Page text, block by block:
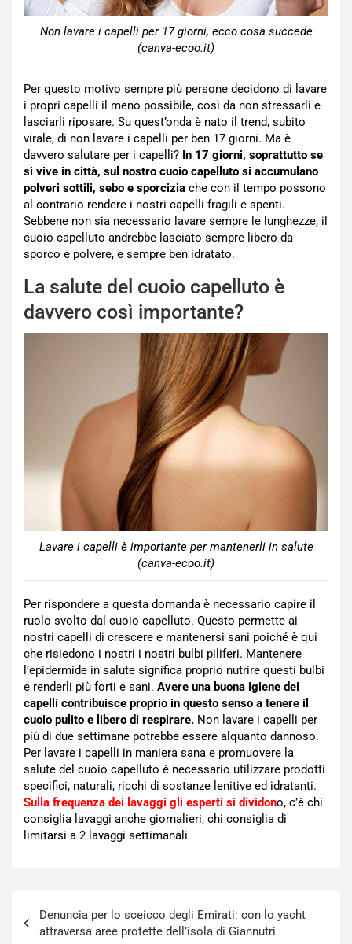
Non lavare i capelli per 17 giorni, ecco cosa succede
(canva-ecoo.it)
Per questo motivo sempre più persone decidono di lavare
i propri capelli il meno possibile, così da non stressarli e
lasciarli riposare. Su quest’onda è nato il trend, subito
virale, di non lavare i capelli per ben 17 giorni. Ma è
davvero salutare per i capelli? In 17 giorni, soprattutto se
si vive in città, sul nostro cuoio capelluto si accumulano
polveri sottili, sebo e sporcizia che con il tempo possono
al contrario rendere i nostri capelli fragili e spenti.
Sebbene non sia necessario lavare sempre le lunghezze, il
cuoio capelluto andrebbe lasciato sempre libero da
sporco e polvere, e sempre ben idratato.
La salute del cuoio capelluto è
davvero così importante?
Lavare i capelli è importante per mantenerli in salute
(canva-ecoo.it)
Per rispondere a questa domanda è necessario capire il
ruolo svolto dal cuoio capelluto. Questo permette ai
nostri capelli di crescere e mantenersi sani poiché è qui
che risiedono i nostri i nostri bulbi piliferi. Mantenere
l’epidermide in salute significa proprio nutrire questi bulbi
e renderli più forti e sani. Avere una buona igiene dei
capelli contribuisce proprio in questo senso a tenere il
cuoio pulito e libero di respirare. Non lavare i capelli per
più di due settimane potrebbe essere alquanto dannoso.
Per lavare i capelli in maniera sana e promuovere la
salute del cuoio capelluto è necessario utilizzare prodotti
specifici, naturali, ricchi di sostanze lenitive ed idratanti.
Sulla frequenza dei lavaggi gli esperti si dividono, c’è chi
consiglia lavaggi anche giornalieri, chi consiglia di
limitarsi a 2 lavaggi settimanali.
articoli
Denuncia per lo sceicco degli Emirati: con lo yacht
attraversa aree protette dell’isola di Giannutri